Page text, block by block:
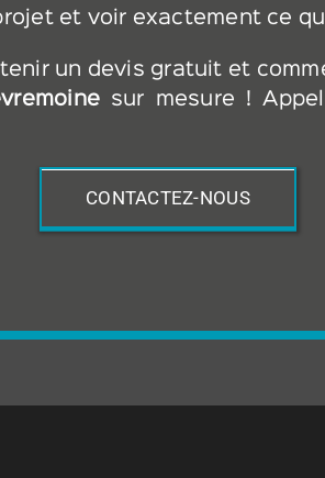
et voir exactement ce
un devis gratuit et
sur mesure !
CONTACTEZ-NOUS